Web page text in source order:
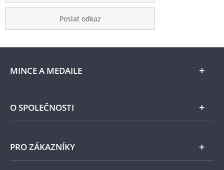
Poslat odkaz
MINCE A MEDAILE
E-shop
Stříbro
O SPOLEČNOSTI
Národní Pokladnice
PRO ZÁKAZNÍKY